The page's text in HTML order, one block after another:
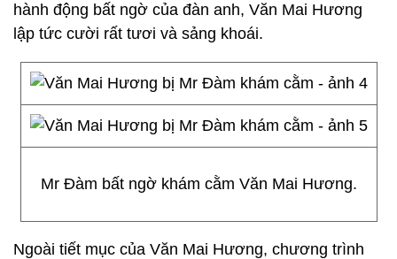
hành động bất ngờ của đàn anh, Văn Mai Hương
lập tức cười rất tươi và sảng khoái.
Mr Đàm bất ngờ khám cằm Văn Mai Hương.
Ngoài tiết mục của Văn Mai Hương, chương trình